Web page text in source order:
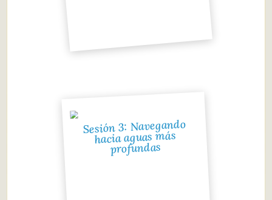
Sesión 3: Navegando
hacia aguas más
profundas